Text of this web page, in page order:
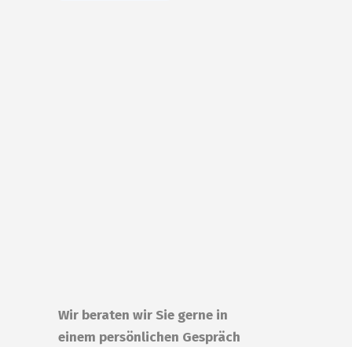
Wir beraten wir Sie gerne in
einem persönlichen Gespräch